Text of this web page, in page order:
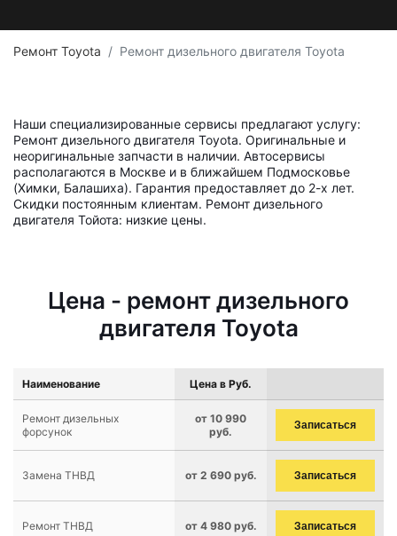
Ремонт Toyota Ремонт дизельного двигателя Toyota
Наши специализированные сервисы предлагают услугу:
Ремонт дизельного двигателя Toyota. Оригинальные и
неоригинальные запчасти в наличии. Автосервисы
располагаются в Москве и в ближайшем Подмосковье
(Химки, Балашиха). Гарантия предоставляет до 2-х лет.
Скидки постоянным клиентам. Ремонт дизельного
двигателя Тойота: низкие цены.
Цена - ремонт дизельного
двигателя Toyota
Наименование Цена в Руб.
Ремонт дизельных
форсунок
от 10 990
руб.
Записаться
Замена ТНВД от 2 690 руб. Записаться
Ремонт ТНВД от 4 980 руб. Записаться